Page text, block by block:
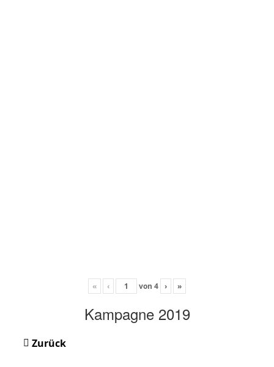
« ‹ von 4 › »
Kampagne 2019
Zurück